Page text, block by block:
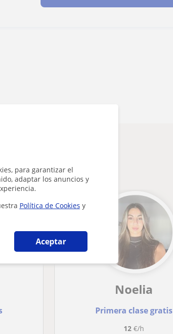
para garantizar el
adaptar los anuncios y
Política de Cookies y
Aceptar
Noelia
Primera clase gratis
12 €/h